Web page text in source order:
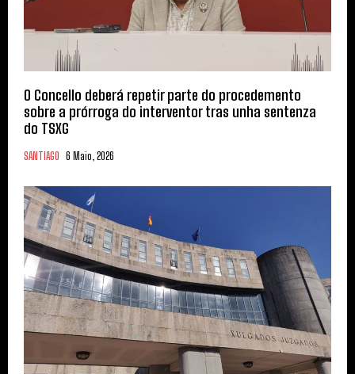
O Concello deberá repetir parte do procedemento
sobre a prórroga do interventor tras unha sentenza
do TSXG
SANTIAGO 6 Maio, 2026